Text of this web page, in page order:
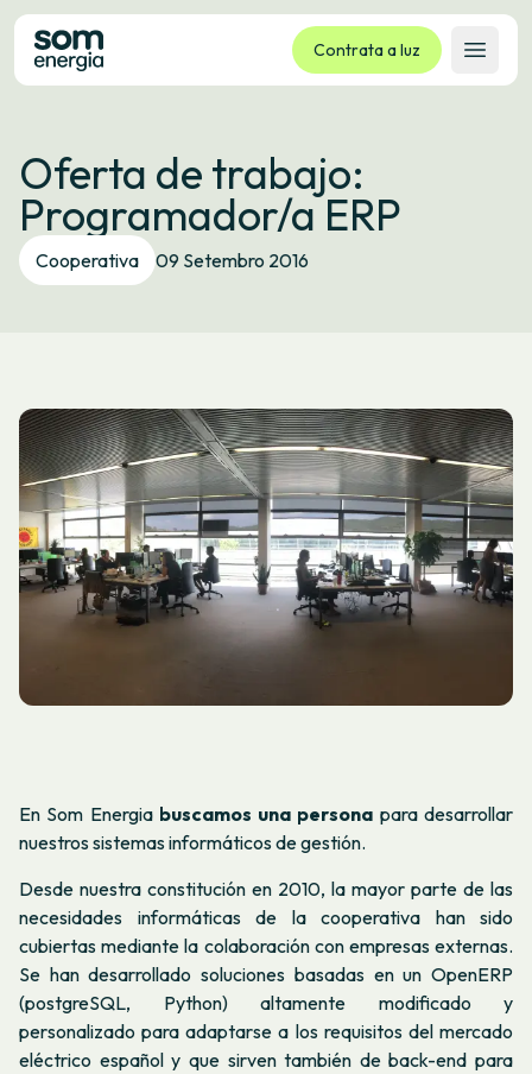
Contrata a luz
Abrir
Tarifas
Servizos
Empresas
La cooperativa
Idioma: ES CA GL EU
Oferta de trabajo:
Programador/a ERP
Cooperativa 09 Setembro 2016
En Som Energiabuscamos una persona para desarrollar
nuestros sistemas informáticos de gestión.
Desde nuestra constitución en 2010, la mayor parte de las
necesidades informáticas de la cooperativa han sido
cubiertas mediante la colaboración con empresas externas.
Se han desarrollado soluciones basadas en un OpenERP
(postgreSQL, Python) altamente modificado y
personalizado para adaptarse a los requisitos del mercado
eléctrico español y que sirven también de back-end para